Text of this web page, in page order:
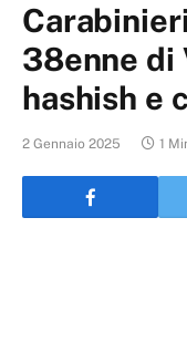
38enne di
hashish e
2 Gennaio 2025 1